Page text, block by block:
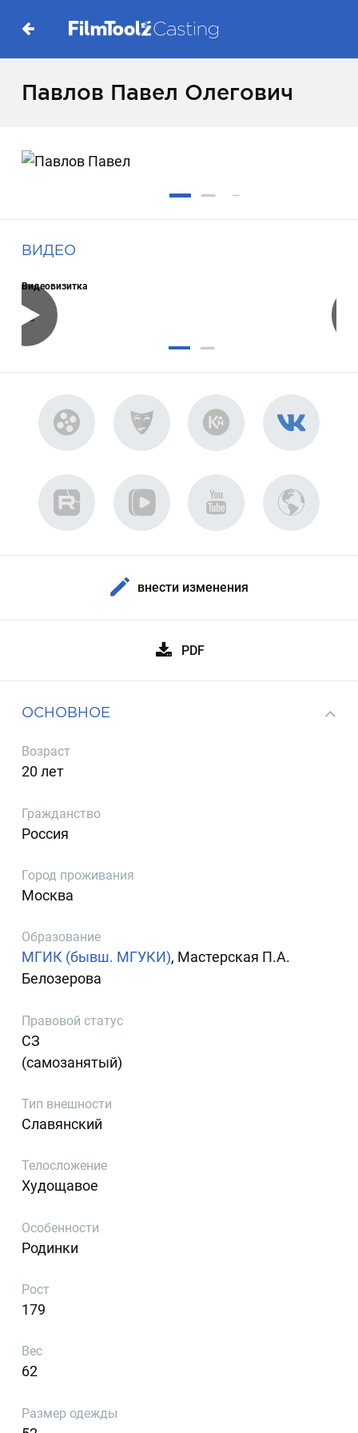
Павлов Павел Олегович
ВИДЕО
Видеовизитка
внести изменения
PDF
ОСНОВНОЕ
Возраст
20 лет
Гражданство
Россия
Город проживания
Москва
Образование
МГИК (бывш. МГУКИ), Мастерская П.А.
Белозерова
Правовой статус
СЗ
(самозанятый)
Тип внешности
Славянский
Телосложение
Худощавое
Особенности
Родинки
Рост
179
Вес
62
Размер одежды